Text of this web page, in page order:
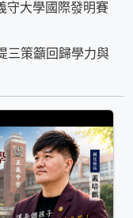
大學國際發明賽
三策籲回歸學力與